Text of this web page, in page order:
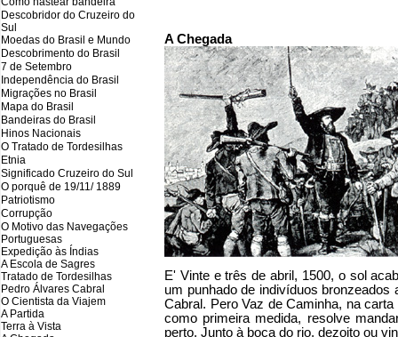
Descobridor do Cruzeiro do
Sul
Moedas do Brasil e Mundo
Descobrimento do Brasil
7 de Setembro
Independência do Brasil
Migrações no Brasil
Mapa do Brasil
Bandeiras do Brasil
Hinos Nacionais
O Tratado de Tordesilhas
Etnia
Significado Cruzeiro do Sul
O porquê de 19/11/ 1889
Patriotismo
Corrupção
O Motivo das Navegações
Portuguesas
Expedição às Índias
A Escola de Sagres
Tratado de Tordesilhas
Pedro Álvares Cabral
O Cientista da Viajem
A Partida
Terra à Vista
A Chegada
E' Vinte e três de abril, 1500, o sol
um punhado de indivíduos
Cabral. Pero Vaz de Caminha, na
como primeira medida, resolve
perto. Junto à boca do rio, dezoito ou